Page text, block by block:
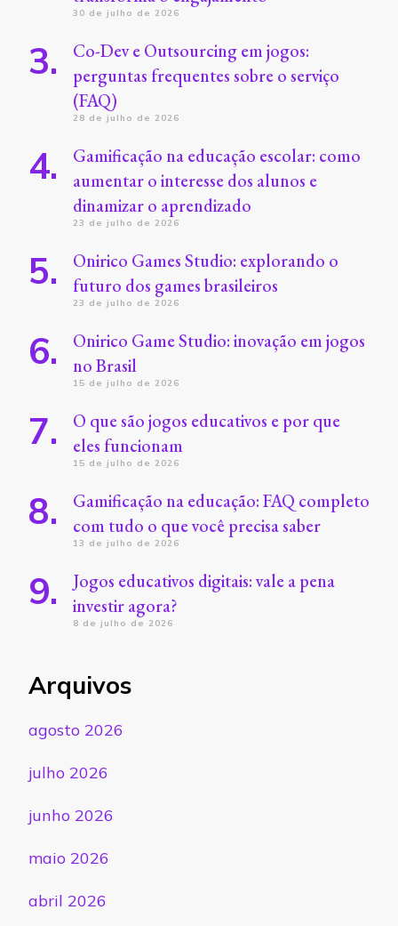
30 de julho de 2026
Co-Dev e Outsourcing em jogos:
perguntas frequentes sobre o serviço
(FAQ)
28 de julho de 2026
Gamificação na educação escolar: como
aumentar o interesse dos alunos e
dinamizar o aprendizado
23 de julho de 2026
Onirico Games Studio: explorando o
futuro dos games brasileiros
23 de julho de 2026
Onirico Game Studio: inovação em jogos
no Brasil
15 de julho de 2026
O que são jogos educativos e por que
eles funcionam
15 de julho de 2026
Gamificação na educação: FAQ completo
com tudo o que você precisa saber
13 de julho de 2026
Jogos educativos digitais: vale a pena
investir agora?
8 de julho de 2026
Arquivos
agosto 2026
julho 2026
junho 2026
maio 2026
abril 2026